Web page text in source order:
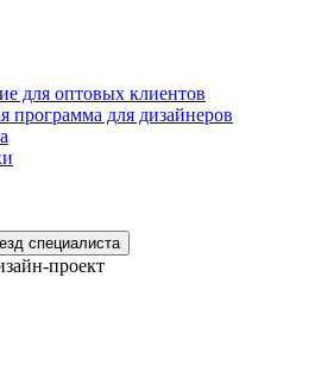
для оптовых клиентов
программа для дизайнеров
специалиста
проект